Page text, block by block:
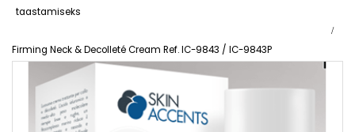
taastamiseks
Firming Neck & Decolleté Cream Ref. IC-9843 / IC-9843P